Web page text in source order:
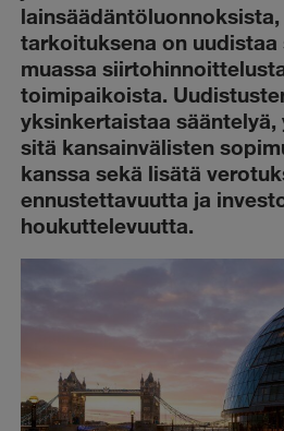
tarkoituksena on uudistaa
muassa
toimipaikoista.
yksinkertaistaa sääntelyä,
sitä kansainvälisten
kanssa sekä lisätä
ennustettavuutta ja
houkuttelevuutta.